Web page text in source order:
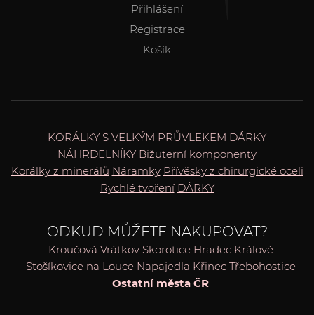
Přihlášení
Registrace
Košík
KORÁLKY S VELKÝM PRŮVLEKEM DÁRKY
NÁHRDELNÍKY Bižuterní komponenty
Korálky z minerálů Náramky Přívěsky z chirurgické oceli
Rychlé tvoření DÁRKY
ODKUD MŮŽETE NAKUPOVAT?
Kroučová Vrátkov Skorotice Hradec Králové
Stošíkovice na Louce Napajedla Křinec Třebohostice
Ostatní města ČR